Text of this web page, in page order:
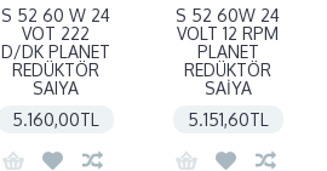
S 52 60 W 24
VOT 222
D/DK PLANET
REDÜKTÖR
SAIYA
5.160,00TL
S 52 60W 24
VOLT 12 RPM
PLANET
REDÜKTÖR
SAİYA
5.151,60TL